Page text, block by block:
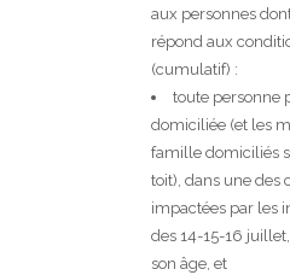
aux personnes
répond aux
(cumulatif) :
toute personne
domiciliée (et les
famille domiciliés
toit), dans une des
impactées par les
des 14-15-16
son âge, et